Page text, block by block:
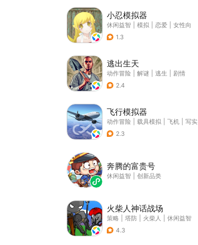
小忍模拟器
休闲益智 模拟 恋爱
女性向
1.3
逃出生天
动作冒险 解谜 逃生
剧情
2.4
飞行模拟器
动作冒险 载具模拟 飞机
写实
2.3
奔腾的富贵号
休闲益智 创新品类
火柴人神话战场
策略 塔防 火柴人
休闲益智
4.3